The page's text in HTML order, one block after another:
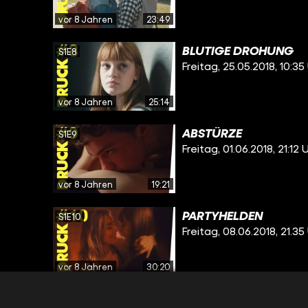
vor 8 Jahren 23:49
vor 8 Jahren 25:14
S1E8 BLUTIGE DROHUNG
Freitag, 25.05.2018, 10:35
vor 8 Jahren 19:21
S1E9 ABSTÜRZE
Freitag, 01.06.2018, 21:12
vor 8 Jahren 30:20
S1E10 PARTYHELDEN
Freitag, 08.06.2018, 21.35